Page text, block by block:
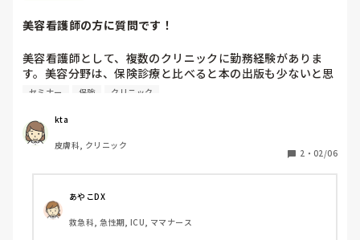
美容看護師の方に質問です！
美容看護師として、複数のクリニックに勤務経験がありま
す。美容分野は、保険診療と比べると本の出版も少ないと思
いますが、みなさんどうやって自分で勉強していますか？
例えば、
「脱毛については◯◯の本が分かりやすかった」
「◯◯のセミナーや勉強会に参加した」
セミナー 保険 クリニック
kta
皮膚科, クリニック
2 ・ 02/06
あやこDX
救急科, 急性期, ICU, ママナース